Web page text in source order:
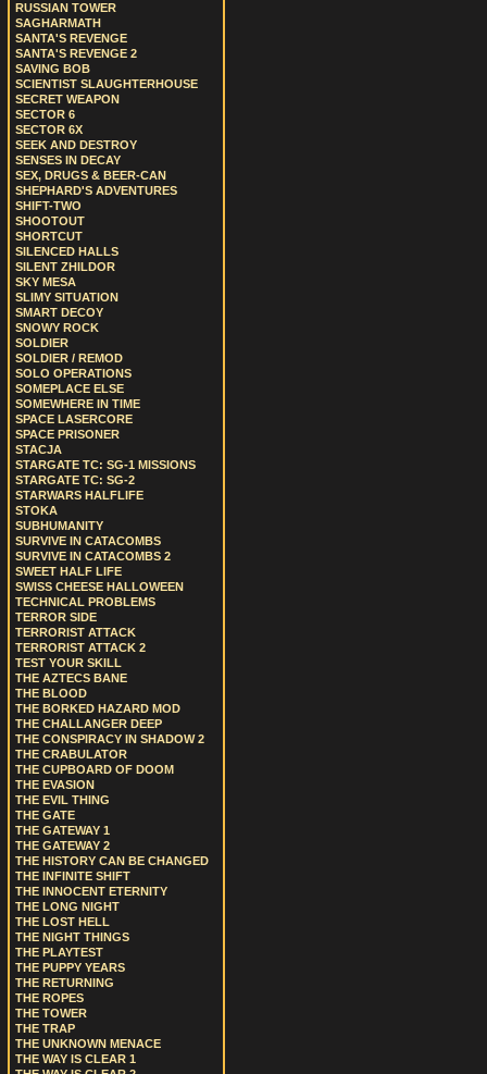
RUSSIAN TOWER
SAGHARMATH
SANTA'S REVENGE
SANTA'S REVENGE 2
SAVING BOB
SCIENTIST SLAUGHTERHOUSE
SECRET WEAPON
SECTOR 6
SECTOR 6X
SEEK AND DESTROY
SENSES IN DECAY
SEX, DRUGS & BEER-CAN
SHEPHARD'S ADVENTURES
SHIFT-TWO
SHOOTOUT
SHORTCUT
SILENCED HALLS
SILENT ZHILDOR
SKY MESA
SLIMY SITUATION
SMART DECOY
SNOWY ROCK
SOLDIER
SOLDIER / REMOD
SOLO OPERATIONS
SOMEPLACE ELSE
SOMEWHERE IN TIME
SPACE LASERCORE
SPACE PRISONER
STACJA
STARGATE TC: SG-1 MISSIONS
STARGATE TC: SG-2
STARWARS HALFLIFE
STOKA
SUBHUMANITY
SURVIVE IN CATACOMBS
SURVIVE IN CATACOMBS 2
SWEET HALF LIFE
SWISS CHEESE HALLOWEEN
TECHNICAL PROBLEMS
TERROR SIDE
TERRORIST ATTACK
TERRORIST ATTACK 2
TEST YOUR SKILL
THE AZTECS BANE
THE BLOOD
THE BORKED HAZARD MOD
THE CHALLANGER DEEP
THE CONSPIRACY IN SHADOW 2
THE CRABULATOR
THE CUPBOARD OF DOOM
THE EVASION
THE EVIL THING
THE GATE
THE GATEWAY 1
THE GATEWAY 2
THE HISTORY CAN BE CHANGED
THE INFINITE SHIFT
THE INNOCENT ETERNITY
THE LONG NIGHT
THE LOST HELL
THE NIGHT THINGS
THE PLAYTEST
THE PUPPY YEARS
THE RETURNING
THE ROPES
THE TOWER
THE TRAP
THE UNKNOWN MENACE
THE WAY IS CLEAR 1